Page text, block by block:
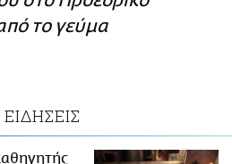
το γεύμα